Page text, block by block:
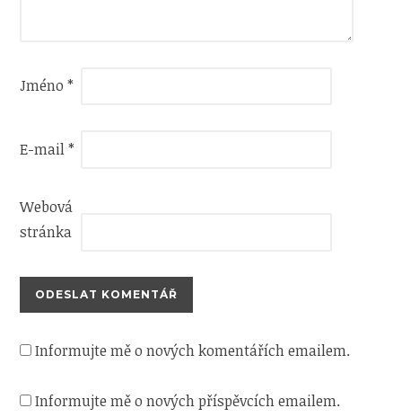
Jméno*
E-mail*
Webová
stránka
Informujte mě o nových komentářích emailem.
Informujte mě o nových příspěvcích emailem.